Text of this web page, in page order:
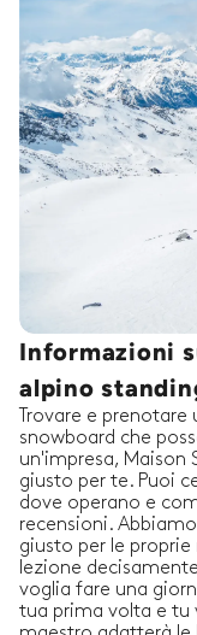
Informazioni
alpino
Trovare e
snowboard che
un'impresa, Maison
giusto per te. Puoi
dove operano e
recensioni.
giusto per le proprie
lezione
voglia fare una
tua prima volta e tu